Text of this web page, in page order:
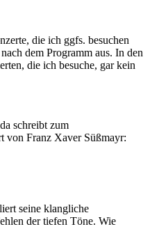
die ich ggfs. besuchen
dem Programm aus. In den
die ich besuche, gar kein
schreibt zum
von Franz Xaver Süßmayr:
seine klangliche
der tiefen Töne. Wie